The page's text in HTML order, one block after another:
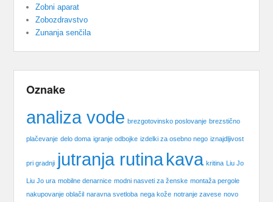
Zobni aparat
Zobozdravstvo
Zunanja senčila
Oznake
analiza vode brezgotovinsko poslovanje brezstično
plačevanje delo doma igranje odbojke izdelki za osebno nego iznajdljivost
pri gradnji jutranja rutinakava kritina Liu Jo
Liu Jo ura mobilne denarnice modni nasveti za ženske montaža pergole
nakupovanje oblačil naravna svetloba nega kože notranje zavese novo